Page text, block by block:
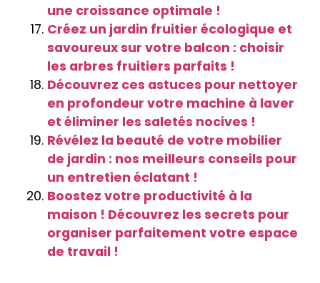
une croissance optimale !
Créez un jardin fruitier écologique et
savoureux sur votre balcon : choisir
les arbres fruitiers parfaits !
Découvrez ces astuces pour nettoyer
en profondeur votre machine à laver
et éliminer les saletés nocives !
Révélez la beauté de votre mobilier
de jardin : nos meilleurs conseils pour
un entretien éclatant !
Boostez votre productivité à la
maison ! Découvrez les secrets pour
organiser parfaitement votre espace
de travail !